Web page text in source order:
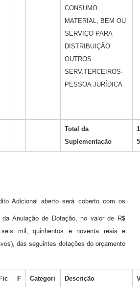
CONSUMO
MATERIAL, BEM OU
SERVIÇO PARA
DISTRIBUIÇÃO
OUTROS
SERV.TERCEIROS-
PESSOA JURÍDICA
Total da
Suplementação
5
Adicional aberto será coberto com os
da Anulação de Dotação, no valor de R$
mil, quinhentos e noventa reais e
das seguintes dotações do orçamento
Fic
F
Categori
Descrição